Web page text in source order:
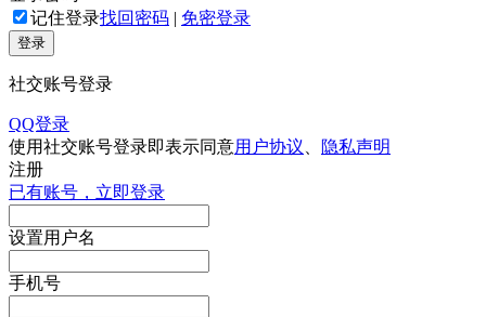
记住登录找回密码 | 免密登录
登录
社交账号登录
QQ登录
使用社交账号登录即表示同意用户协议
隐私声明
注册
已有账号，立即登录
设置用户名
手机号